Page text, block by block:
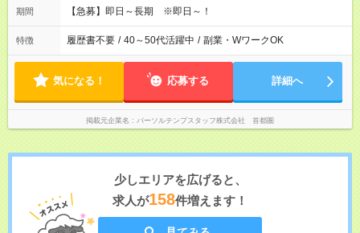
期間 【急募】即日～長期 ※即日～！
特徴 履歴書不要 / 40～50代活躍中 / 副業・WワークOK
気になる！ 応募する 詳細へ
掲載元企業名 パーソルテンプスタッフ株式会社 首都圏
少しエリアを広げると、
求人が158件増えます！